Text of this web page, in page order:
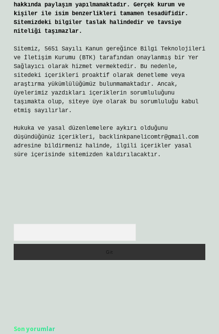
hakkında paylaşım yapılmamaktadır. Gerçek kurum ve
kişiler ile isim benzerlikleri tamamen tesadüfidir.
Sitemizdeki bilgiler taslak halindedir ve tavsiye
niteliği taşımazlar.
Sitemiz, 5651 Sayılı Kanun gereğince Bilgi Teknolojileri
ve İletişim Kurumu (BTK) tarafından onaylanmış bir Yer
Sağlayıcı olarak hizmet vermektedir. Bu nedenle,
sitedeki içerikleri proaktif olarak denetleme veya
araştırma yükümlülüğümüz bulunmamaktadır. Ancak,
üyelerimiz yazdıkları içeriklerin sorumluluğunu
taşımakta olup, siteye üye olarak bu sorumluluğu kabul
etmiş sayılırlar.
Hukuka ve yasal düzenlemelere aykırı olduğunu
düşündüğünüz içerikleri, backlinkpanelicomtr@gmail.com
adresine bildirmeniz halinde, ilgili içerikler yasal
süre içerisinde sitemizden kaldırılacaktır.
Son yorumlar